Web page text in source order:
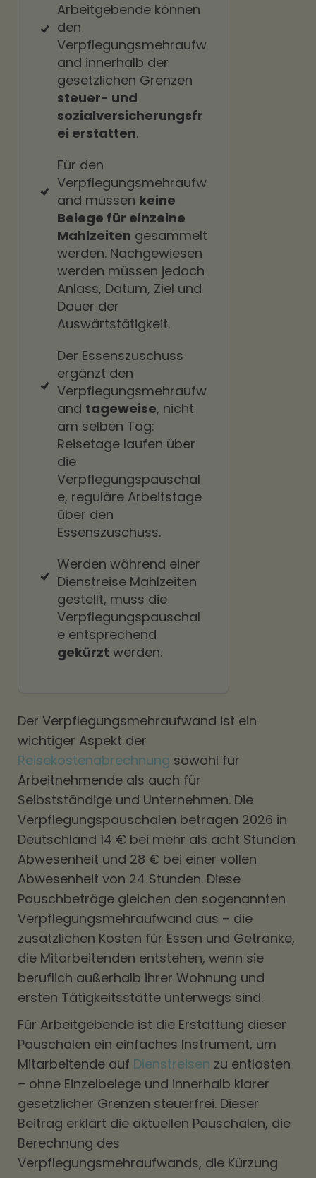
Arbeitgebende können
den
Verpflegungsmehraufw
and innerhalb der
gesetzlichen Grenzen
steuer- und
sozialversicherungsfr
ei erstatten.
Für den
Verpflegungsmehraufw
and müssen keine
Belege für einzelne
Mahlzeiten gesammelt
werden. Nachgewiesen
werden müssen jedoch
Anlass, Datum, Ziel und
Dauer der
Auswärtstätigkeit.
Der Essenszuschuss
ergänzt den
Verpflegungsmehraufw
and tageweise, nicht
am selben Tag:
Reisetage laufen über
die
Verpflegungspauschal
e, reguläre Arbeitstage
über den
Essenszuschuss.
Werden während einer
Dienstreise Mahlzeiten
gestellt, muss die
Verpflegungspauschal
e entsprechend
gekürzt werden.
Der Verpflegungsmehraufwand ist ein
wichtiger Aspekt der
Reisekostenabrechnung sowohl für
Arbeitnehmende als auch für
Selbstständige und Unternehmen. Die
Verpflegungspauschalen betragen 2026 in
Deutschland 14 € bei mehr als acht Stunden
Abwesenheit und 28 € bei einer vollen
Abwesenheit von 24 Stunden. Diese
Pauschbeträge gleichen den sogenannten
Verpflegungsmehraufwand aus – die
zusätzlichen Kosten für Essen und Getränke,
die Mitarbeitenden entstehen, wenn sie
beruflich außerhalb ihrer Wohnung und
ersten Tätigkeitsstätte unterwegs sind.
Für Arbeitgebende ist die Erstattung dieser
Pauschalen ein einfaches Instrument, um
Mitarbeitende auf Dienstreisen zu entlasten
– ohne Einzelbelege und innerhalb klarer
gesetzlicher Grenzen steuerfrei. Dieser
Beitrag erklärt die aktuellen Pauschalen, die
Berechnung des
Verpflegungsmehraufwands, die Kürzung